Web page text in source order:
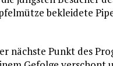
bekleidete
nächste Punkt des